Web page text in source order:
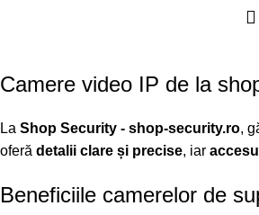
Camere video IP de la
La Shop Security - shop-security.ro,
oferă detalii clare și precise, iar
Beneficiile camerelor de